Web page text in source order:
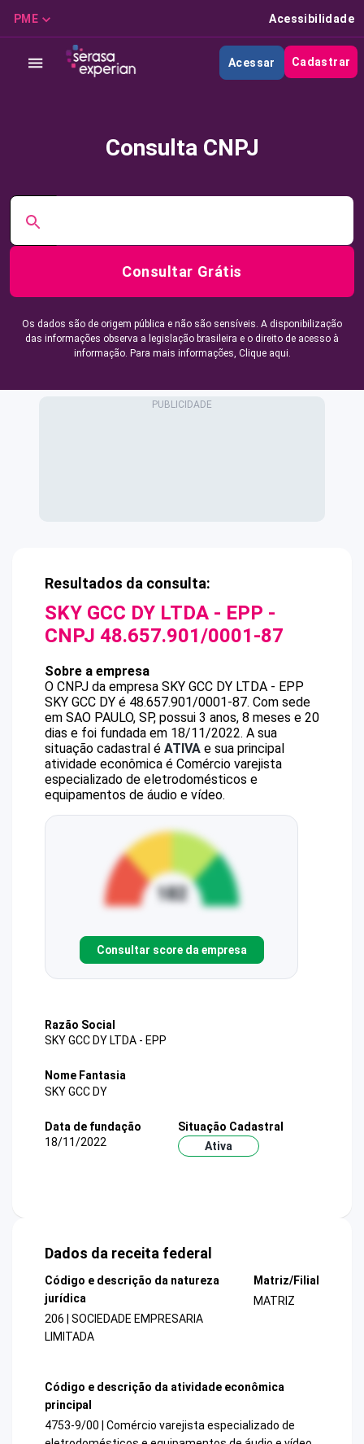
PME Acessibilidade
Acessar Cadastrar
Consulta CNPJ
Consultar Grátis
Os dados são de origem pública e não são sensíveis. A disponibilização
das informações observa a legislação brasileira e o direito de acesso à
informação. Para mais informações, Clique aqui.
Resultados da consulta:
SKY GCC DY LTDA - EPP -
CNPJ 48.657.901/0001-87
Sobre a empresa
O CNPJ da empresa SKY GCC DY LTDA - EPP
SKY GCC DY é 48.657.901/0001-87. Com sede
em SAO PAULO, SP, possui 3 anos, 8 meses e 20
dias e foi fundada em 18/11/2022. A sua
situação cadastral é ATIVA e sua principal
atividade econômica é Comércio varejista
especializado de eletrodomésticos e
equipamentos de áudio e vídeo.
Consultar score da empresa
Razão Social
SKY GCC DY LTDA - EPP
Nome Fantasia
SKY GCC DY
Data de fundação
18/11/2022
Situação Cadastral
Ativa
Dados da receita federal
Código e descrição da natureza
jurídica
206 | SOCIEDADE EMPRESARIA
LIMITADA
Matriz/Filial
MATRIZ
Código e descrição da atividade econômica
principal
4753-9/00 | Comércio varejista especializado de